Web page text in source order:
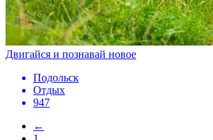
Двигайся и познавай новое
Подольск
Отдых
947
←